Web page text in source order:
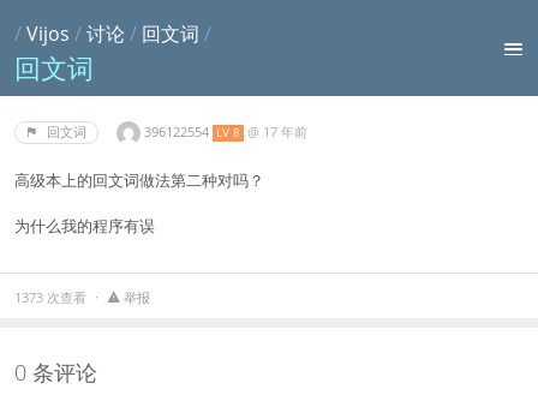
/Vijos /讨论 / 回文词 /
回文词
回文词 396122554 LV 8 @ 17 年前
高级本上的回文词做法第二种对吗？
为什么我的程序有误
1373 次查看 举报
0 条评论